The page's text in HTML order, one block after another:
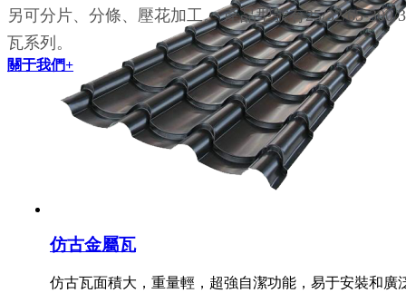
仿古金屬瓦
仿古瓦面積大，重量輕，超強自潔功能，易于安裝和
另可分片、分條、壓花加工。 產品型號有25/32/65-300/
瓦系列。
關于我們+